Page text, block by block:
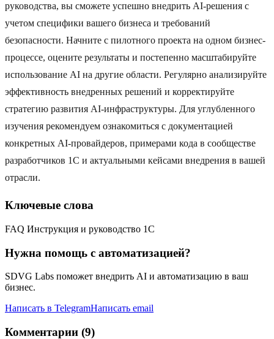
руководства, вы сможете успешно внедрить AI-решения с
учетом специфики вашего бизнеса и требований
безопасности. Начните с пилотного проекта на одном бизнес-
процессе, оцените результаты и постепенно масштабируйте
использование AI на другие области. Регулярно анализируйте
эффективность внедренных решений и корректируйте
стратегию развития AI-инфраструктуры. Для углубленного
изучения рекомендуем ознакомиться с документацией
конкретных AI-провайдеров, примерами кода в сообществе
разработчиков 1C и актуальными кейсами внедрения в вашей
отрасли.
Ключевые слова
FAQ Инструкция и руководство 1C
Нужна помощь с автоматизацией?
SDVG Labs поможет внедрить AI и автоматизацию в ваш
бизнес.
Написать в TelegramНаписать email
Комментарии (9)